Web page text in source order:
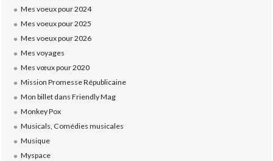
Mes voeux pour 2024
Mes voeux pour 2025
Mes voeux pour 2026
Mes voyages
Mes vœux pour 2020
Mission Promesse Républicaine
Mon billet dans Friendly Mag
Monkey Pox
Musicals, Comédies musicales
Musique
Myspace